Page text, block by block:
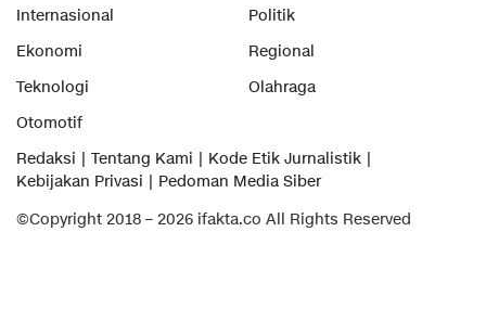
Internasional
Politik
Ekonomi
Regional
Teknologi
Olahraga
Otomotif
Redaksi
Tentang Kami
Kode Etik Jurnalistik
Kebijakan Privasi
Pedoman Media Siber
©Copyright 2018 – 2026 ifakta.co All Rights Reserved